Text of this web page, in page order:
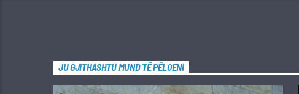
JU GJITHASHTU MUND TË PËLQENI